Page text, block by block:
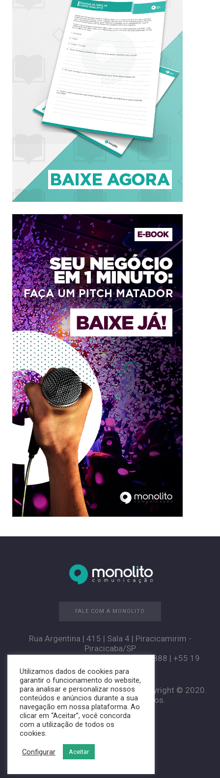
FALE COM A MONOLITO
Rua Argentina | 415 | Sala 4 | Piracicamirim -
Piracicaba/SP
+55 19 3426-3099 | +55 19 3035-8888 | +55 19
98261-2924
Agência de Publicidade Monolito. Copyright © 2020.
Todos os direitos reservados.
Utilizamos dados de cookies para
garantir o funcionamento do website,
para analisar e personalizar nossos
conteúdos e anúncios durante a sua
navegação em nossa plataforma. Ao
clicar em “Aceitar”, você concorda
com a utilização de todos os
cookies.
Configurar Aceitar